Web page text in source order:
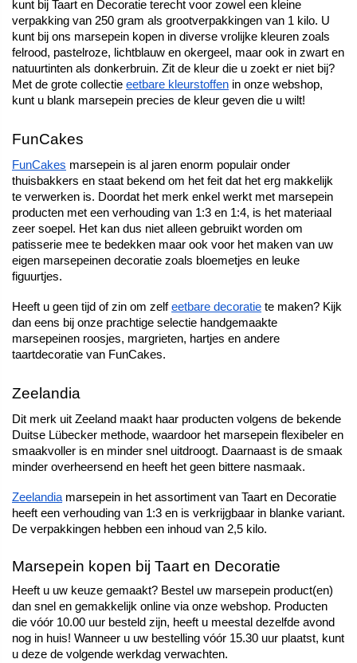
kunt bij Taart en Decoratie terecht voor zowel een kleine
verpakking van 250 gram als grootverpakkingen van 1 kilo. U
kunt bij ons marsepein kopen in diverse vrolijke kleuren zoals
felrood, pastelroze, lichtblauw en okergeel, maar ook in zwart en
natuurtinten als donkerbruin. Zit de kleur die u zoekt er niet bij?
Met de grote collectie eetbare kleurstoffen in onze webshop,
kunt u blank marsepein precies de kleur geven die u wilt!
FunCakes
FunCakes marsepein is al jaren enorm populair onder
thuisbakkers en staat bekend om het feit dat het erg makkelijk
te verwerken is. Doordat het merk enkel werkt met marsepein
producten met een verhouding van 1:3 en 1:4, is het materiaal
zeer soepel. Het kan dus niet alleen gebruikt worden om
patisserie mee te bedekken maar ook voor het maken van uw
eigen marsepeinen decoratie zoals bloemetjes en leuke
figuurtjes.
Heeft u geen tijd of zin om zelf eetbare decoratie te maken? Kijk
dan eens bij onze prachtige selectie handgemaakte
marsepeinen roosjes, margrieten, hartjes en andere
taartdecoratie van FunCakes.
Zeelandia
Dit merk uit Zeeland maakt haar producten volgens de bekende
Duitse Lübecker methode, waardoor het marsepein flexibeler en
smaakvoller is en minder snel uitdroogt. Daarnaast is de smaak
minder overheersend en heeft het geen bittere nasmaak.
Zeelandia marsepein in het assortiment van Taart en Decoratie
heeft een verhouding van 1:3 en is verkrijgbaar in blanke variant.
De verpakkingen hebben een inhoud van 2,5 kilo.
Marsepein kopen bij Taart en Decoratie
Heeft u uw keuze gemaakt? Bestel uw marsepein product(en)
dan snel en gemakkelijk online via onze webshop. Producten
die vóór 10.00 uur besteld zijn, heeft u meestal dezelfde avond
nog in huis! Wanneer u uw bestelling vóór 15.30 uur plaatst, kunt
u deze de volgende werkdag verwachten.